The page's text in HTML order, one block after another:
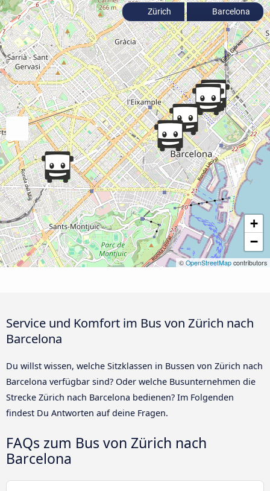
+
−
© OpenStreetMap contributors
Zürich Barcelona
Service und Komfort im Bus von Zürich nach
Barcelona
Du willst wissen, welche Sitzklassen in Bussen von Zürich nach
Barcelona verfügbar sind? Oder welche Busunternehmen die
Strecke Zürich nach Barcelona bedienen? Im Folgenden
findest Du Antworten auf deine Fragen.
FAQs zum Bus von Zürich nach
Barcelona